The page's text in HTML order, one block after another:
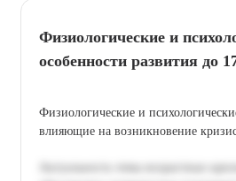
Физиологические и
особенности развития до
Физиологические и
влияющие на возникновение